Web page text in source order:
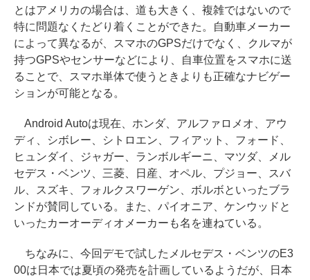
とはアメリカの場合は、道も大きく、複雑ではないので
特に問題なくたどり着くことができた。自動車メーカー
によって異なるが、スマホのGPSだけでなく、クルマが
持つGPSやセンサーなどにより、自車位置をスマホに送
ることで、スマホ単体で使うときよりも正確なナビゲー
ションが可能となる。
Android Autoは現在、ホンダ、アルファロメオ、アウ
ディ、シボレー、シトロエン、フィアット、フォード、
ヒュンダイ、ジャガー、ランボルギーニ、マツダ、メル
セデス・ベンツ、三菱、日産、オペル、プジョー、スバ
ル、スズキ、フォルクスワーゲン、ボルボといったブラ
ンドが賛同している。また、パイオニア、ケンウッドと
いったカーオーディオメーカーも名を連ねている。
ちなみに、今回デモで試したメルセデス・ベンツのE3
00は日本では夏頃の発売を計画しているようだが、日本